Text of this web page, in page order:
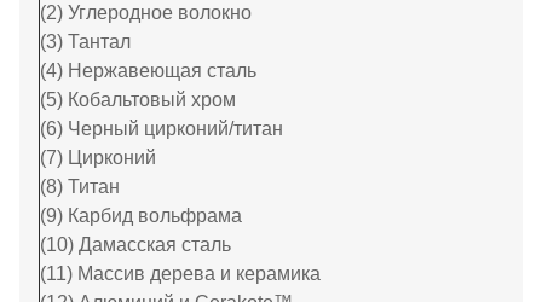
(2) Углеродное волокно
(3) Тантал
(4) Нержавеющая сталь
(5) Кобальтовый хром
(6) Черный цирконий/титан
(7) Цирконий
(8) Титан
(9) Карбид вольфрама
(10) Дамасская сталь
(11) Массив дерева и керамика